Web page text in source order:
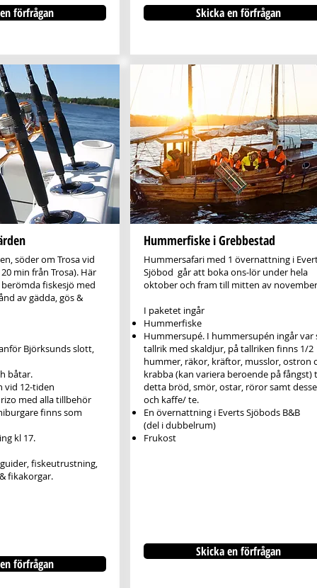
förfrågan
söder om Trosa vid
min från Trosa). Här
fiskesjö med
av gädda, gös &
Björksunds slott,
båtar.
vid 12-tiden
med alla tillbehör
finns som
kl 17.
fiskeutrustning,
fikakorgar.
förfrågan
Skicka en förfrågan
Hummerfiske i Grebbestad
Hummersafari med 1 övernattning i
Sjöbod går att boka ons-lör under hela
oktober och fram till mitten av
I paketet ingår
Hummerfiske
Hummersupé. I hummersupén ingår var
tallrik med skaldjur, på tallriken finns 1/2
hummer, räkor, kräftor, musslor, ostron
krabba (kan variera beroende på fångst)
detta bröd, smör, ostar, röror samt
och kaffe/ te.
En övernattning i Everts Sjöbods B&B
(del i dubbelrum)
Frukost
Skicka en förfrågan